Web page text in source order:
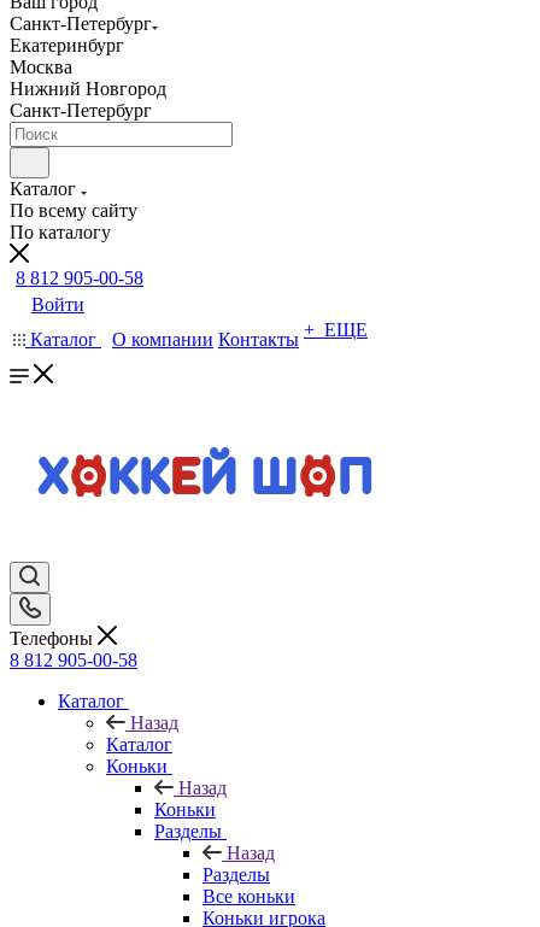
Санкт-Петербург
Екатеринбург
Москва
Нижний Новгород
Санкт-Петербург
Каталог
По всему сайту
По каталогу
8 812 905-00-58
Войти
Каталог
О компании Контакты + ЕЩЕ
Телефоны
8 812 905-00-58
Каталог
Назад
Каталог
Коньки
Назад
Коньки
Разделы
Назад
Разделы
Все коньки
Коньки игрока